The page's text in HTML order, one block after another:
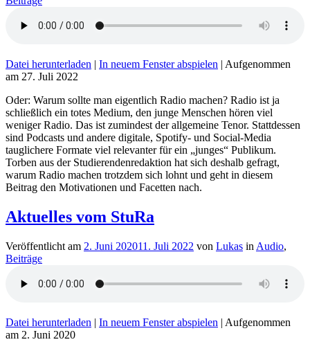
Datei herunterladen | In neuem Fenster abspielen | Aufgenommen
am 27. Juli 2022
Oder: Warum sollte man eigentlich Radio machen? Radio ist ja
schließlich ein totes Medium, den junge Menschen hören viel
weniger Radio. Das ist zumindest der allgemeine Tenor. Stattdessen
sind Podcasts und andere digitale, Spotify- und Social-Media
tauglichere Formate viel relevanter für ein „junges“ Publikum.
Torben aus der Studierendenredaktion hat sich deshalb gefragt,
warum Radio machen trotzdem sich lohnt und geht in diesem
Beitrag den Motivationen und Facetten nach.
Aktuelles vom StuRa
Veröffentlicht am 2. Juni 202011. Juli 2022 von Lukas in Audio,
Beiträge
Datei herunterladen | In neuem Fenster abspielen | Aufgenommen
am 2. Juni 2020